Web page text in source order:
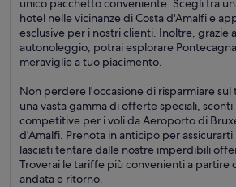
unico pacchetto conveniente. Scegli tra
hotel nelle vicinanze di Costa d'Amalfi e
esclusive per i nostri clienti. Inoltre, grazie
autonoleggio, potrai esplorare
meraviglie a tuo piacimento.
Non perdere l'occasione di risparmiare
una vasta gamma di offerte speciali,
competitive per i voli da Aeroporto di
d'Amalfi. Prenota in anticipo per
lasciati tentare dalle nostre imperdibili
Troverai le tariffe più convenienti a partire
andata e ritorno.